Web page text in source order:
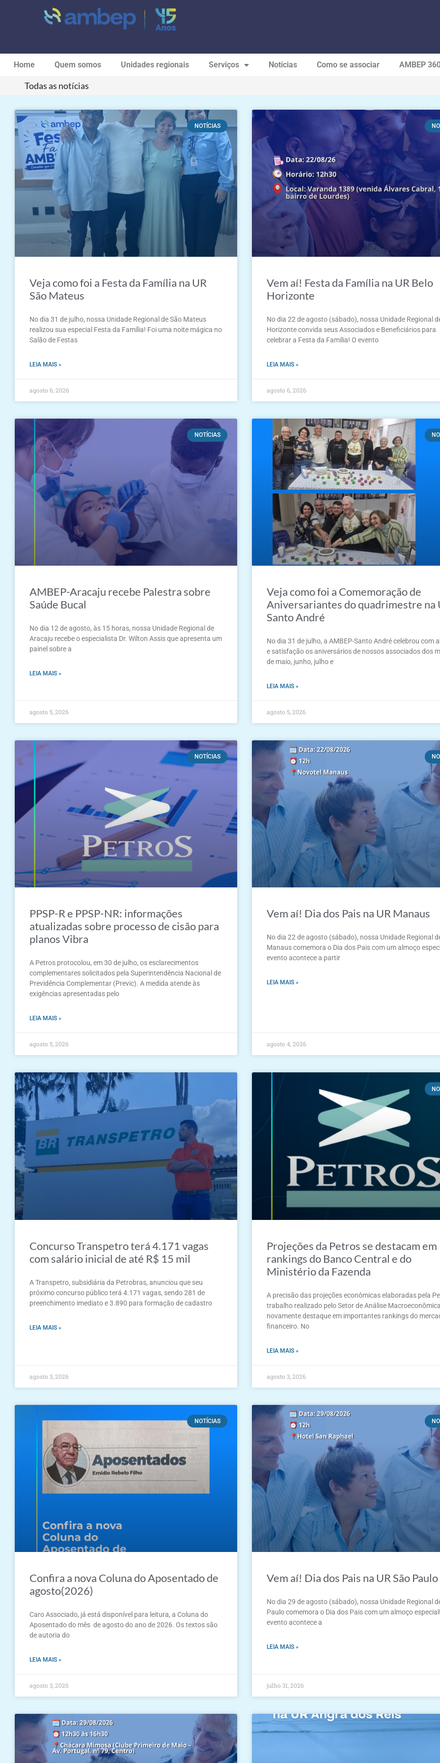
Home Quem somos Unidades regionais Serviços Notícias Como se associar AMBEP
Todas as notícias
NOTÍCIAS
Veja como foi a Festa da Família na UR
São Mateus
No dia 31 de julho, nossa Unidade Regional de São Mateus
realizou sua especial Festa da Família! Foi uma noite mágica no
Salão de Festas
LEIA MAIS »
agosto 6, 2026
Vem aí! Festa da Família na UR Belo
Horizonte
No dia 22 de agosto (sábado), nossa Unidade Regional
Horizonte convida seus Associados e Beneficiários para
celebrar a Festa da Família! O evento
LEIA MAIS »
agosto 6, 2026
NOTÍCIAS
AMBEP-Aracaju recebe Palestra sobre
Saúde Bucal
No dia 12 de agosto, às 15 horas, nossa Unidade Regional de
Aracaju recebe o especialista Dr. Wilton Assis que apresenta um
painel sobre a
LEIA MAIS »
agosto 5, 2026
Veja como foi a Comemoração de
Aniversariantes do quadrimestre na
Santo André
No dia 31 de julho, a AMBEP-Santo André celebrou com
e satisfação os aniversários de nossos associados dos
de maio, junho, julho e
LEIA MAIS »
agosto 5, 2026
NOTÍCIAS
PPSP-R e PPSP-NR: informações
atualizadas sobre processo de cisão para
planos Vibra
A Petros protocolou, em 30 de julho, os esclarecimentos
complementares solicitados pela Superintendência Nacional de
Previdência Complementar (Previc). A medida atende às
exigências apresentadas pelo
LEIA MAIS »
agosto 5, 2026
Vem aí! Dia dos Pais na UR Manaus
No dia 22 de agosto (sábado), nossa Unidade Regional
Manaus comemora o Dia dos Pais com um almoço
evento acontece a partir
LEIA MAIS »
agosto 4, 2026
Concurso Transpetro terá 4.171 vagas
com salário inicial de até R$ 15 mil
A Transpetro, subsidiária da Petrobras, anunciou que seu
próximo concurso público terá 4.171 vagas, sendo 281 de
preenchimento imediato e 3.890 para formação de cadastro
LEIA MAIS »
agosto 3, 2026
Projeções da Petros se destacam em
rankings do Banco Central e do
Ministério da Fazenda
A precisão das projeções econômicas elaboradas pela
trabalho realizado pelo Setor de Análise
novamente destaque em importantes rankings do
financeiro. No
LEIA MAIS »
agosto 3, 2026
NOTÍCIAS
Confira a nova Coluna do Aposentado de
agosto(2026)
Caro Associado, já está disponível para leitura, a Coluna do
Aposentado do mês de agosto do ano de 2026. Os textos são
de autoria do
LEIA MAIS »
agosto 3, 2026
Vem aí! Dia dos Pais na UR São Paulo
No dia 29 de agosto (sábado), nossa Unidade Regional
Paulo comemora o Dia dos Pais com um almoço
evento acontece a
LEIA MAIS »
julho 31, 2026